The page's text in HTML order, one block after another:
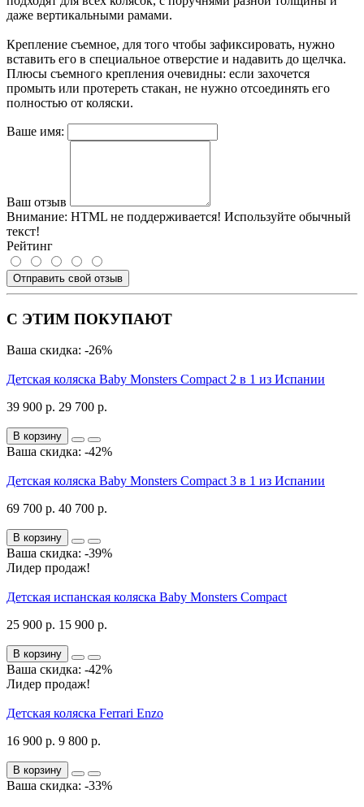
даже вертикальными рамами.
Крепление съемное, для того чтобы зафиксировать, нужно
вставить его в специальное отверстие и надавить до щелчка.
Плюсы съемного крепления очевидны: если захочется
промыть или протереть стакан, не нужно отсоединять его
полностью от коляски.
Ваше имя:
Ваш отзыв
Внимание: HTML не поддерживается! Используйте обычный
текст!
Рейтинг
Отправить свой отзыв
С ЭТИМ ПОКУПАЮТ
Ваша скидка: -26%
Детская коляска Baby Monsters Compact 2 в 1 из Испании
39 900 р. 29 700 р.
В корзину
Ваша скидка: -42%
Детская коляска Baby Monsters Compact 3 в 1 из Испании
69 700 р. 40 700 р.
В корзину
Ваша скидка: -39%
Лидер продаж!
Детская испанская коляска Baby Monsters Compact
25 900 р. 15 900 р.
В корзину
Ваша скидка: -42%
Лидер продаж!
Детская коляска Ferrari Enzo
16 900 р. 9 800 р.
В корзину
Ваша скидка: -33%